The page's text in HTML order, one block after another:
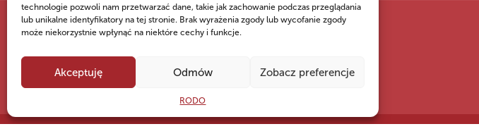
technologie pozwoli nam przetwarzać dane, takie jak zachowanie podczas przeglądania
lub unikalne identyfikatory na tej stronie. Brak wyrażenia zgody lub wycofanie zgody
może niekorzystnie wpłynąć na niektóre cechy i funkcje.
Akceptuję Odmów Zobacz preferencje
RODO
WSPÓLNIE DLA HARCERSKIEJ MISJI
Twoje wsparcie, nasza siła!